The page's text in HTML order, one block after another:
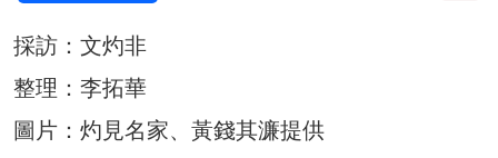
採訪：文灼非
整理：李拓華
圖片：灼見名家、黃錢其濂提供